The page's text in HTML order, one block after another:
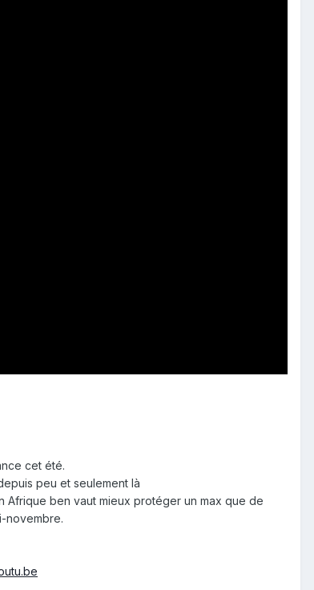
cet été.
peu et seulement là
Afrique ben vaut mieux protéger un max que de
novembre.